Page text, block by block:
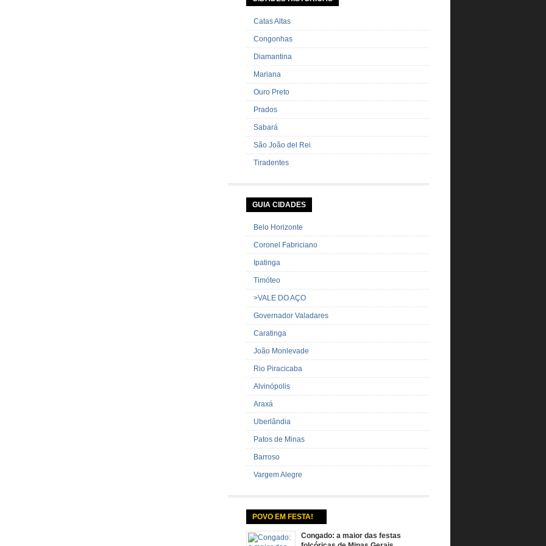
cebolinha Pimenta […]
Catas Altas
Congonhas
Diamantina
Mariana
Ouro Preto
Prados
Sabará
São João del Rei
Tiradentes
GUIA CIDADES
Belo Horizonte
Coronel Fabriciano
Ipatinga
Timóteo
>VALE DO AÇO
Governador Valadares
Caratinga
João Monlevade
Rio Piracicaba
Alvinópolis
Araxá
Uberlândia
Patos de Minas
Barroso
Vargem Alegre
POVO EM FESTA!
Congado: a maior das festas